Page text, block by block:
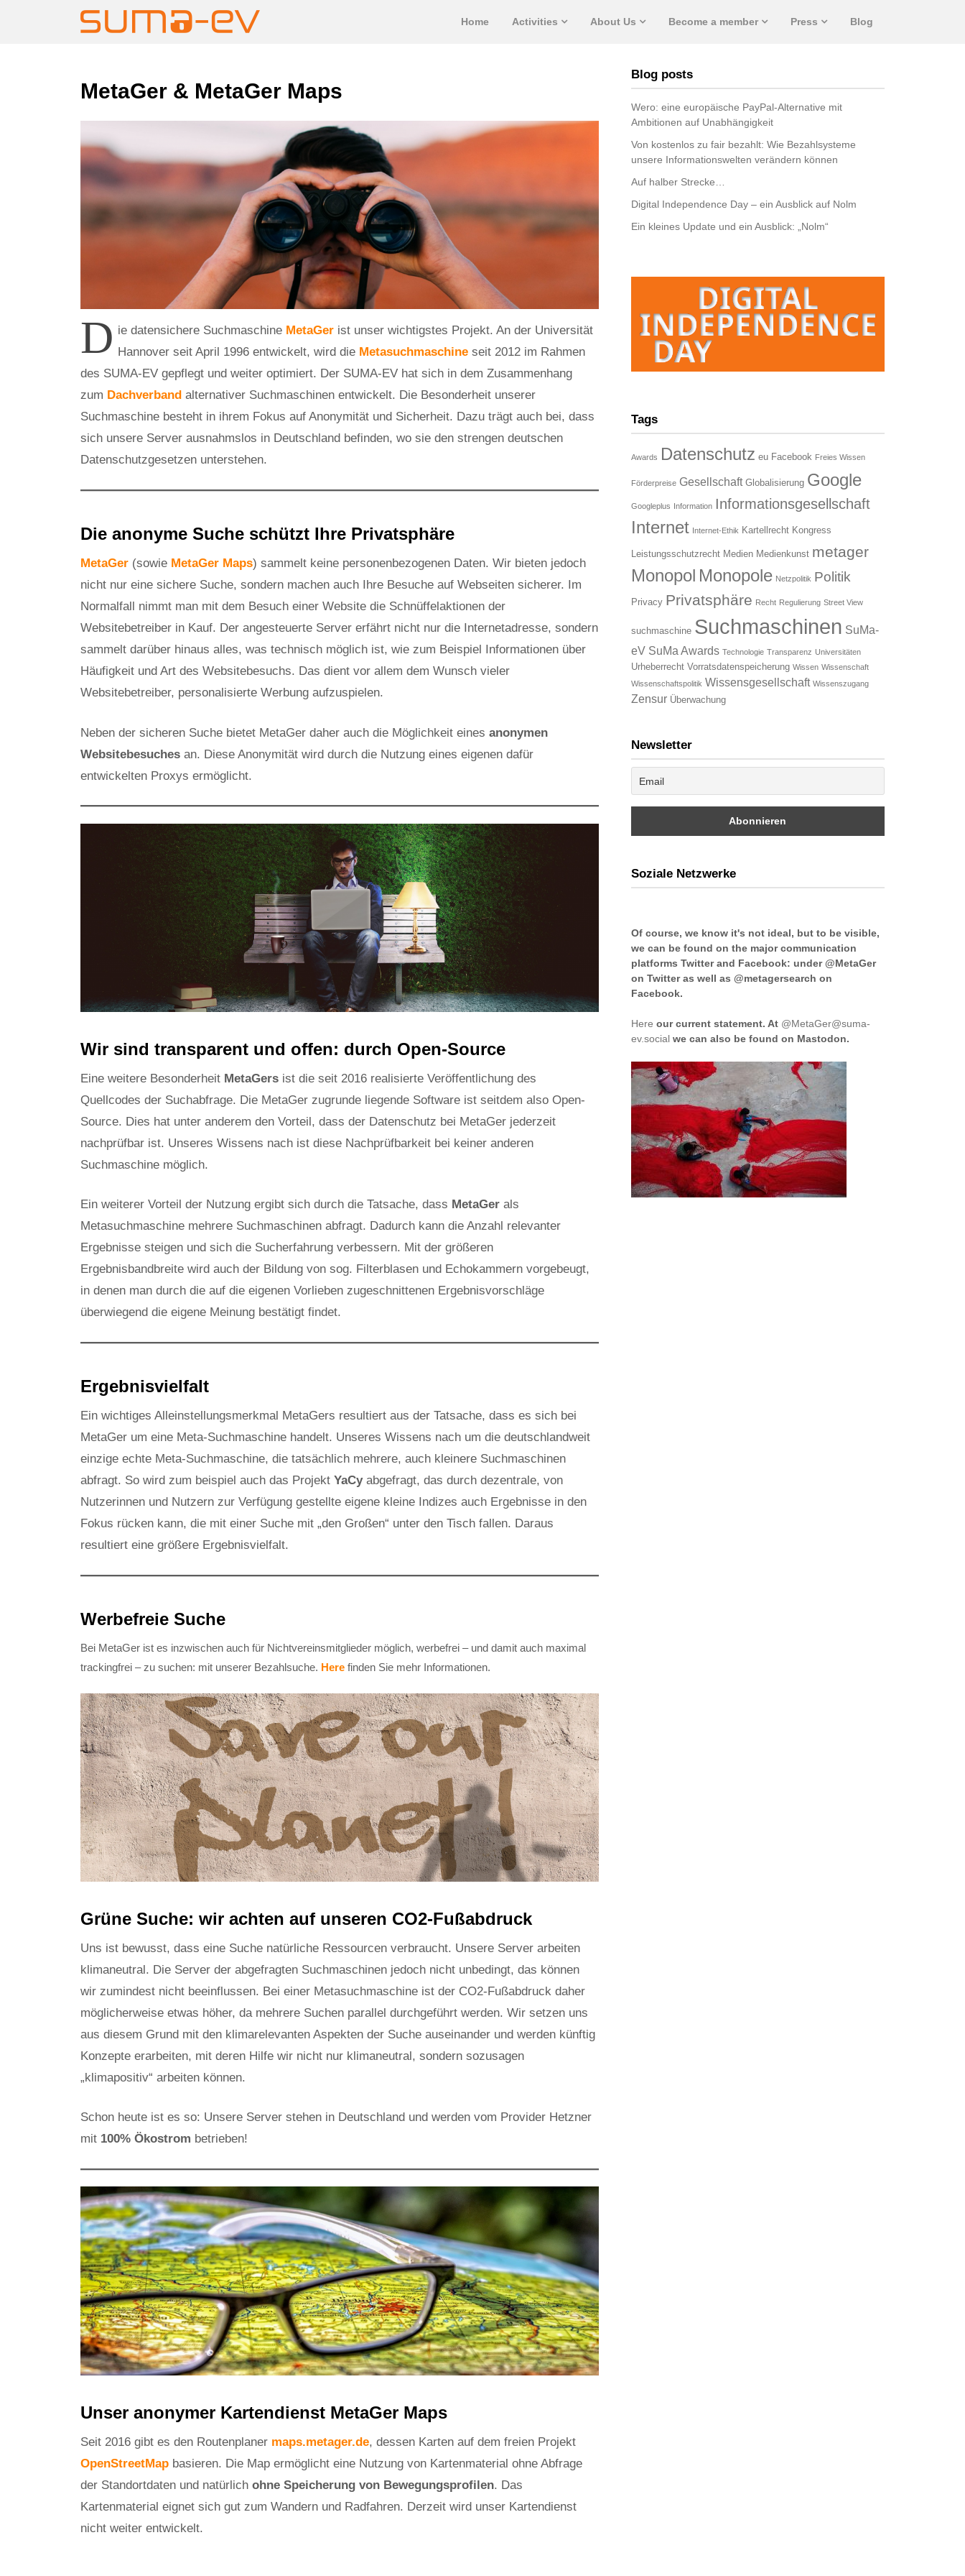
Home Activities About Us Become a member Press Blog
to
MetaGer & MetaGer Maps
D ie datensichere Suchmaschine MetaGer ist unser wichtigstes Projekt. An der Universität
Hannover seit April 1996 entwickelt, wird die Metasuchmaschine seit 2012 im Rahmen
des SUMA-EV gepflegt und weiter optimiert. Der SUMA-EV hat sich in dem Zusammenhang
zum Dachverband alternativer Suchmaschinen entwickelt. Die Besonderheit unserer
Suchmaschine besteht in ihrem Fokus auf Anonymität und Sicherheit. Dazu trägt auch bei, dass
sich unsere Server ausnahmslos in Deutschland befinden, wo sie den strengen deutschen
Datenschutzgesetzen unterstehen.
Die anonyme Suche schützt Ihre Privatsphäre
MetaGer (sowie MetaGer Maps) sammelt keine personenbezogenen Daten. Wir bieten jedoch
nicht nur eine sichere Suche, sondern machen auch Ihre Besuche auf Webseiten sicherer. Im
Normalfall nimmt man mit dem Besuch einer Website die Schnüffelaktionen der
Websitebetreiber in Kauf. Der angesteuerte Server erfährt nicht nur die Internetadresse, sondern
sammelt darüber hinaus alles, was technisch möglich ist, wie zum Beispiel Informationen über
Häufigkeit und Art des Websitebesuchs. Das dient vor allem dem Wunsch vieler
Websitebetreiber, personalisierte Werbung aufzuspielen.
Neben der sicheren Suche bietet MetaGer daher auch die Möglichkeit eines anonymen
Websitebesuches an. Diese Anonymität wird durch die Nutzung eines eigenen dafür
entwickelten Proxys ermöglicht.
Wir sind transparent und offen: durch Open-Source
Eine weitere Besonderheit MetaGers ist die seit 2016 realisierte Veröffentlichung des
Quellcodes der Suchabfrage. Die MetaGer zugrunde liegende Software ist seitdem also Open-
Source. Dies hat unter anderem den Vorteil, dass der Datenschutz bei MetaGer jederzeit
nachprüfbar ist. Unseres Wissens nach ist diese Nachprüfbarkeit bei keiner anderen
Suchmaschine möglich.
Ein weiterer Vorteil der Nutzung ergibt sich durch die Tatsache, dass MetaGer als
Metasuchmaschine mehrere Suchmaschinen abfragt. Dadurch kann die Anzahl relevanter
Ergebnisse steigen und sich die Sucherfahrung verbessern. Mit der größeren
Ergebnisbandbreite wird auch der Bildung von sog. Filterblasen und Echokammern vorgebeugt,
in denen man durch die auf die eigenen Vorlieben zugeschnittenen Ergebnisvorschläge
überwiegend die eigene Meinung bestätigt findet.
Ergebnisvielfalt
Ein wichtiges Alleinstellungsmerkmal MetaGers resultiert aus der Tatsache, dass es sich bei
MetaGer um eine Meta-Suchmaschine handelt. Unseres Wissens nach um die deutschlandweit
einzige echte Meta-Suchmaschine, die tatsächlich mehrere, auch kleinere Suchmaschinen
abfragt. So wird zum beispiel auch das Projekt YaCy abgefragt, das durch dezentrale, von
Nutzerinnen und Nutzern zur Verfügung gestellte eigene kleine Indizes auch Ergebnisse in den
Fokus rücken kann, die mit einer Suche mit „den Großen“ unter den Tisch fallen. Daraus
resultiert eine größere Ergebnisvielfalt.
Werbefreie Suche
Bei MetaGer ist es inzwischen auch für Nichtvereinsmitglieder möglich, werbefrei – und damit auch maximal
trackingfrei – zu suchen: mit unserer Bezahlsuche. Here finden Sie mehr Informationen.
Grüne Suche: wir achten auf unseren CO2-Fußabdruck
Uns ist bewusst, dass eine Suche natürliche Ressourcen verbraucht. Unsere Server arbeiten
klimaneutral. Die Server der abgefragten Suchmaschinen jedoch nicht unbedingt, das können
wir zumindest nicht beeinflussen. Bei einer Metasuchmaschine ist der CO2-Fußabdruck daher
möglicherweise etwas höher, da mehrere Suchen parallel durchgeführt werden. Wir setzen uns
aus diesem Grund mit den klimarelevanten Aspekten der Suche auseinander und werden künftig
Konzepte erarbeiten, mit deren Hilfe wir nicht nur klimaneutral, sondern sozusagen
„klimapositiv“ arbeiten können.
Schon heute ist es so: Unsere Server stehen in Deutschland und werden vom Provider Hetzner
mit 100% Ökostrom betrieben!
Unser anonymer Kartendienst MetaGer Maps
Seit 2016 gibt es den Routenplaner maps.metager.de, dessen Karten auf dem freien Projekt
OpenStreetMap basieren. Die Map ermöglicht eine Nutzung von Kartenmaterial ohne Abfrage
der Standortdaten und natürlich ohne Speicherung von Bewegungsprofilen. Das
Kartenmaterial eignet sich gut zum Wandern und Radfahren. Derzeit wird unser Kartendienst
nicht weiter entwickelt.
Blog posts
Wero: eine europäische PayPal-Alternative mit
Ambitionen auf Unabhängigkeit
Von kostenlos zu fair bezahlt: Wie Bezahlsysteme
unsere Informationswelten verändern können
Auf halber Strecke…
Digital Independence Day – ein Ausblick auf Nolm
Ein kleines Update und ein Ausblick: „Nolm“
Tags
Awards Datenschutz eu Facebook Freies Wissen
Förderpreise Gesellschaft Globalisierung Google
Googleplus Information Informationsgesellschaft
Internet Internet-Ethik Kartellrecht Kongress
Leistungsschutzrecht Medien Medienkunst metager
Monopol Monopole Netzpolitik Politik
Privacy Privatsphäre Recht Regulierung Street View
suchmaschine Suchmaschinen SuMa-
eV SuMa Awards Technologie Transparenz Universitäten
Urheberrecht Vorratsdatenspeicherung Wissen Wissenschaft
Wissenschaftspolitik Wissensgesellschaft Wissenszugang
Zensur Überwachung
Newsletter
Soziale Netzwerke
Of course, we know it's not ideal, but to be visible,
we can be found on the major communication
platforms Twitter and Facebook: under @MetaGer
on Twitter as well as @metagersearch on
Facebook.
Here our current statement. At @MetaGer@suma-
ev.socialwe can also be found on Mastodon.